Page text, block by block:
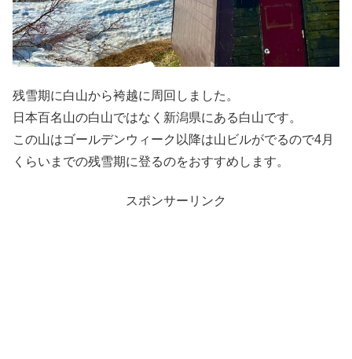
残雪期に白山から袴越に周回しました。
日本百名山の白山ではなく新潟県にある白山です。
この山はゴールデンウィーク以降は山ビルがでるので4月
くらいまでの残雪期に登るのをおすすめします。
スポンサーリンク